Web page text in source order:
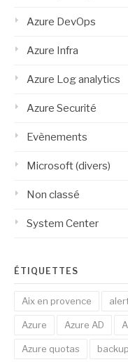
Azure DevOps
Azure Infra
Azure Log analytics
Azure Securité
Evènements
Microsoft (divers)
Non classé
System Center
ÉTIQUETTES
Aix en provence
Azure Azure AD
Azure quotas backup